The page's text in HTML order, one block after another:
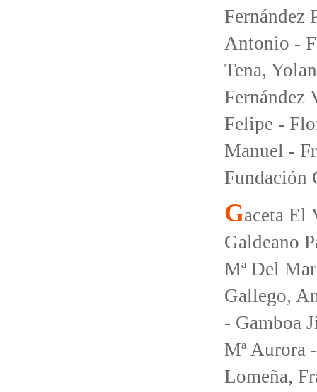
Fernández
Antonio -
Tena,
Fernández
Felipe -
Manuel -
Fundación
Gaceta El
Galdeano
Mª Del
Gallego,
- Gamboa
Mª Aurora
Lomeña,